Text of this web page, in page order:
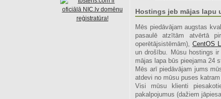
Hostings jeb mājas lapu
Mēs piedāvājam augstas
pasaulē atzītām atvērtā
operētājsistēmām), CentOS
un drošību. Mūsu hostings
mājas lapa būs pieejama 24
Mēs arī piedāvājam jums
atdevi no mūsu puses
Visi mūsu klienti
pakalpojumus (dažiem